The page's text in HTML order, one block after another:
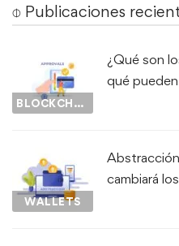
⌽ Publicaciones
BLOCKCHAIN
¿Qué son
qué
WALLETS
cambiará